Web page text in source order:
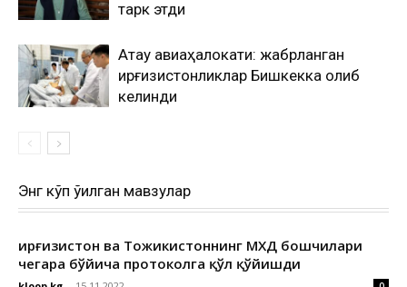
тарк этди
Ақтау авиаҳалокати: жабрланган
қирғизистонликлар Бишкекка олиб
келинди
Энг кўп ўқилган мавзулар
Қирғизистон ва Тожикистоннинг МХДҚ бошчилари
чегара бўйича протоколга қўл қўйишди